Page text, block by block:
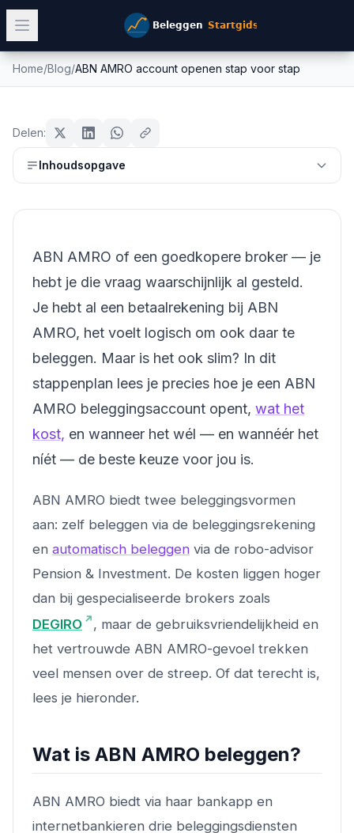
Home/Blog/ABN AMRO account openen stap voor stap
voor stap
11 april 202614min leestijd
Delen:
Inhoudsopgave
ABN AMRO of een goedkopere broker — je
hebt je die vraag waarschijnlijk al gesteld.
Je hebt al een betaalrekening bij ABN
AMRO, het voelt logisch om ook daar te
beleggen. Maar is het ook slim? In dit
stappenplan lees je precies hoe je een ABN
AMRO beleggingsaccount opent, wat het
kost, en wanneer het wél — en wannéér het
níét — de beste keuze voor jou is.
ABN AMRO biedt twee beleggingsvormen
aan: zelf beleggen via de beleggingsrekening
en automatisch beleggen via de robo-advisor
Pension & Investment. De kosten liggen hoger
dan bij gespecialiseerde brokers zoals
DEGIRO
, maar de gebruiksvriendelijkheid en
het vertrouwde ABN AMRO-gevoel trekken
veel mensen over de streep. Of dat terecht is,
lees je hieronder.
Wat is ABN AMRO beleggen?
ABN AMRO biedt via haar bankapp en
internetbankieren drie beleggingsdiensten